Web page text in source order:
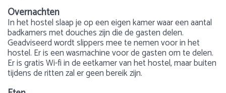
Overnachten
In het hostel slaap je op een eigen kamer waar een aantal
badkamers met douches zijn die de gasten delen.
Geadviseerd wordt slippers mee te nemen voor in het
hostel. Er is een wasmachine voor de gasten om te delen.
Er is gratis Wi-fi in de eetkamer van het hostel, maar buiten
tijdens de ritten zal er geen bereik zijn.